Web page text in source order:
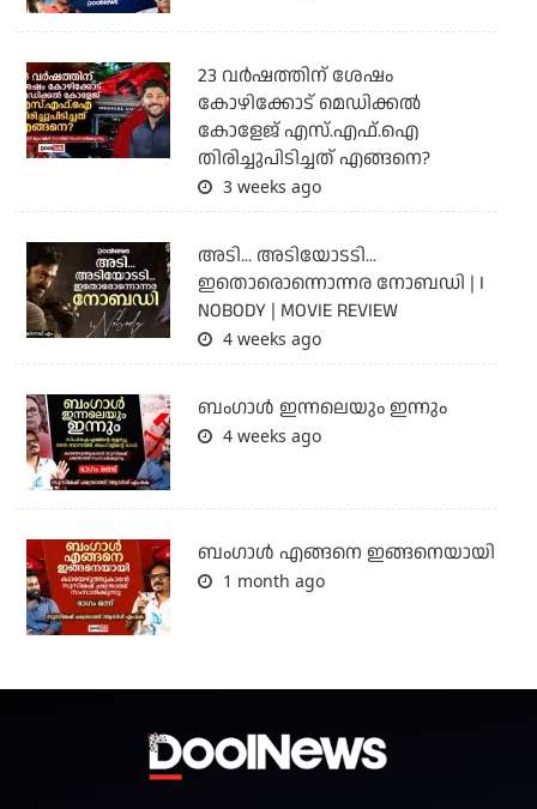
23 വർഷത്തിന് ശേഷം
കോഴിക്കോട് മെഡിക്കൽ
കോളേജ് എസ്.എഫ്.ഐ
തിരിച്ചുപിടിച്ചത് എങ്ങനെ?
3 weeks ago
അടി... അടിയോടടി...
ഇതൊരൊന്നൊന്നര നോബഡി | I
NOBODY | MOVIE REVIEW
4 weeks ago
ബംഗാള്‍ ഇന്നലെയും ഇന്നും
4 weeks ago
ബം​ഗാൾ എങ്ങനെ ഇങ്ങനെയായി
1 month ago